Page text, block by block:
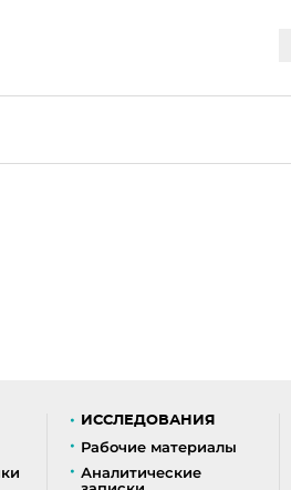
ИССЛЕДОВАНИЯ
Рабочие материалы
Аналитические